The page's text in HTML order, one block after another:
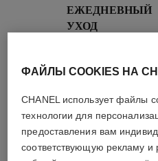
ЕЖЕДНЕВНЫЙ
УХОД
кремов,
солнцезащитных
средств, дымок с
защитой от
загрязнения
окружающей среды
4/
ФАЙЛЫ COOKIES НА
CHANEL использует файлы
технологии для
предоставления вам
соответствующую рекламу